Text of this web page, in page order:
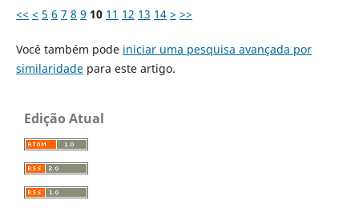
<< < 5 6 7 8 9 10 11 12 13 14 > >>
Você também pode iniciar uma pesquisa avançada por
similaridadepara este artigo.
Edição Atual